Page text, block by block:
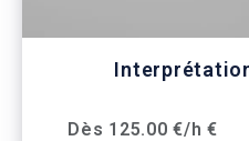
Dès 125.00 €/h €